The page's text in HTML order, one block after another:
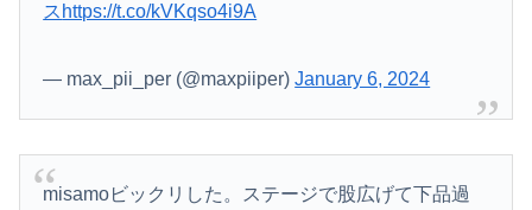
ス https://t.co/kVKqso4i9A
— max_pii_per (@maxpiiper)January 6, 2024
misamoビックリした。ステージで股広げて下品過